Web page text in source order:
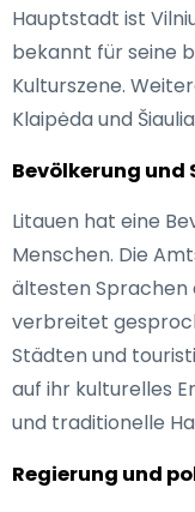
Hauptstadt ist
bekannt für seine
Kulturszene.
Klaipėda und
Bevölkerung und
Litauen hat eine
Menschen. Die
ältesten Sprachen
verbreitet
Städten und
auf ihr kulturelles
und traditionelle
Regierung und